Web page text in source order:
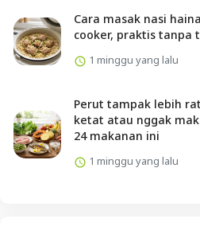
Cara masak nasi
cooker, praktis tanpa
1 minggu yang lalu
Perut tampak lebih
ketat atau nggak
24 makanan ini
1 minggu yang lalu